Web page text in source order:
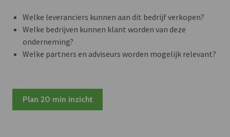
Welke leveranciers kunnen aan dit bedrijf verkopen?
Welke bedrijven kunnen klant worden van deze
onderneming?
Welke partners en adviseurs worden mogelijk relevant?
Plan 20 min inzicht